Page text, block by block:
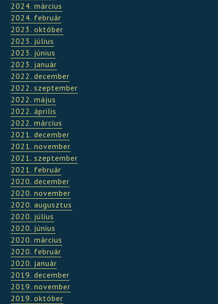
2024. március
2024. február
2023. október
2023. július
2023. június
2023. január
2022. december
2022. szeptember
2022. május
2022. április
2022. március
2021. december
2021. november
2021. szeptember
2021. február
2020. december
2020. november
2020. augusztus
2020. július
2020. június
2020. március
2020. február
2020. január
2019. december
2019. november
2019. október